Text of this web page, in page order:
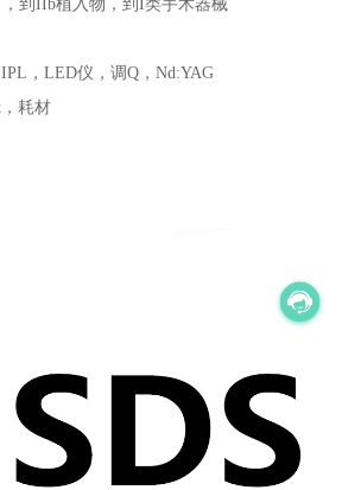
，LED仪，调Q，Nd:YAG
耗材